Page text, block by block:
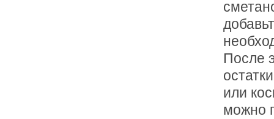
После
или
можно